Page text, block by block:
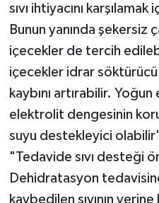
sıvı ihtiyacını
Bunun yanında şekersiz
içecekler de tercih
içecekler idrar söktürücü
kaybını artırabilir.
elektrolit dengesinin
suyu destekleyici
"Tedavide sıvı desteği
Dehidratasyon
kaybedilen sıvının